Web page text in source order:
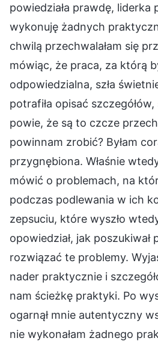
powiedziała prawdę, liderka
wykonuję żadnych
chwilą przechwalałam się
mówiąc, że praca, za którą
odpowiedzialna, szła
potrafiła opisać
powie, że są to czcze
powinnam zrobić? Byłam
przygnębiona. Właśnie
mówić o problemach, na
podczas podlewania w ich
zepsuciu, które wyszło
opowiedział, jak poszukiwał
rozwiązać te problemy.
nader praktycznie i
nam ścieżkę praktyki. Po
ogarnął mnie autentyczny
nie wykonałam żadnego